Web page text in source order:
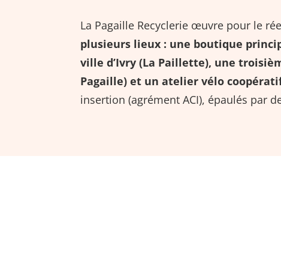
La Pagaille Recyclerie œuvre pour le
plusieurs lieux : une boutique
ville d’Ivry (La Paillette), une
Pagaille) et un atelier vélo
insertion (agrément ACI), épaulés par